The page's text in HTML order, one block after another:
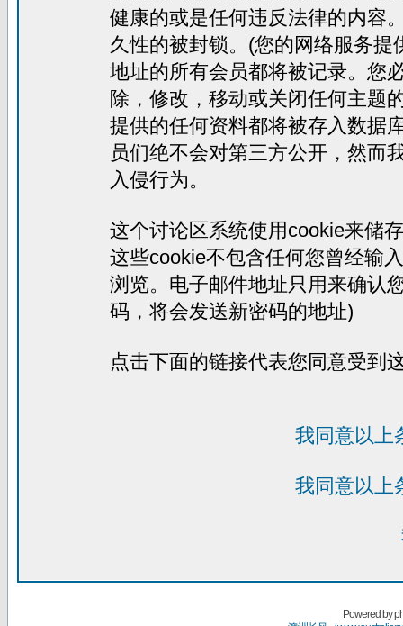
健康的或是任何违反法律的内容
久性的被封锁。(您的网络服务
地址的所有会员都将被记录。您
除，修改，移动或关闭任何主题
提供的任何资料都将被存入数据
员们绝不会对第三方公开，然而
入侵行为。
这个讨论区系统使用cookie来储
这些cookie不包含任何您曾经输
浏览。电子邮件地址只用来确认
码，将会发送新密码的地址)
点击下面的链接代表您同意受到
我同意以上
我同意以上
Powered by